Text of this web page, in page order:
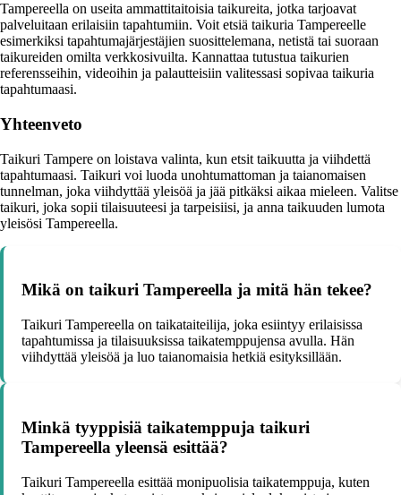
Tampereella on useita ammattitaitoisia taikureita, jotka tarjoavat
palveluitaan erilaisiin tapahtumiin. Voit etsiä taikuria Tampereelle
esimerkiksi tapahtumajärjestäjien suosittelemana, netistä tai suoraan
taikureiden omilta verkkosivuilta. Kannattaa tutustua taikurien
referensseihin, videoihin ja palautteisiin valitessasi sopivaa taikuria
tapahtumaasi.
Yhteenveto
Taikuri Tampere on loistava valinta, kun etsit taikuutta ja viihdettä
tapahtumaasi. Taikuri voi luoda unohtumattoman ja taianomaisen
tunnelman, joka viihdyttää yleisöä ja jää pitkäksi aikaa mieleen. Valitse
taikuri, joka sopii tilaisuuteesi ja tarpeisiisi, ja anna taikuuden lumota
yleisösi Tampereella.
Mikä on taikuri Tampereella ja mitä hän tekee?
Taikuri Tampereella on taikataiteilija, joka esiintyy erilaisissa
tapahtumissa ja tilaisuuksissa taikatemppujensa avulla. Hän
viihdyttää yleisöä ja luo taianomaisia hetkiä esityksillään.
Minkä tyyppisiä taikatemppuja taikuri
Tampereella yleensä esittää?
Taikuri Tampereella esittää monipuolisia taikatemppuja, kuten